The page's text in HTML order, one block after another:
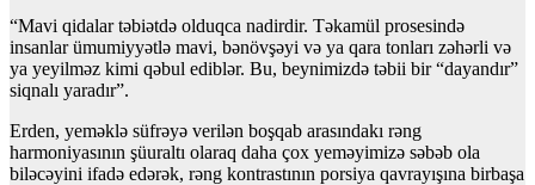
“Mavi qidalar təbiətdə olduqca nadirdir. Təkamül prosesində
insanlar ümumiyyətlə mavi, bənövşəyi və ya qara tonları zəhərli və
ya yeyilməz kimi qəbul ediblər. Bu, beynimizdə təbii bir “dayandır”
siqnalı yaradır”.
Erden, yeməklə süfrəyə verilən boşqab arasındakı rəng
harmoniyasının şüuraltı olaraq daha çox yeməyimizə səbəb ola
biləcəyini ifadə edərək, rəng kontrastının porsiya qavrayışına birbaşa